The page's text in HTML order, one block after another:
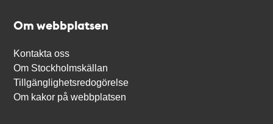
Om webbplatsen
Kontakta oss
Om Stockholmskällan
Tillgänglighetsredogörelse
Om kakor på webbplatsen